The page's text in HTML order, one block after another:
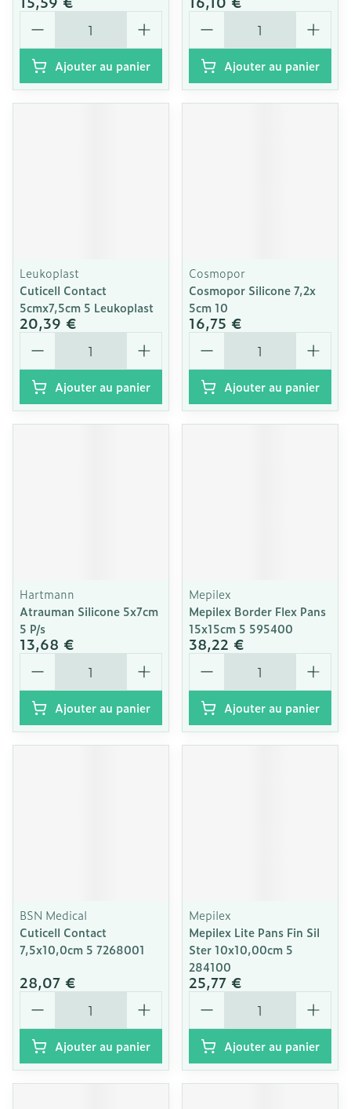
Quantité
Ajouter au panier
Quantité
Ajouter au panier
Leukoplast
Cuticell Contact
5cmx7,5cm 5 Leukoplast
20,39 €
Quantité
Ajouter au panier
Cosmopor
Cosmopor Silicone 7,2x
5cm 10
16,75 €
Quantité
Ajouter au panier
Hartmann
Atrauman Silicone 5x7cm
5 P/s
13,68 €
Quantité
Ajouter au panier
Mepilex
Mepilex Border Flex Pans
15x15cm 5 595400
38,22 €
Quantité
Ajouter au panier
BSN Medical
Cuticell Contact
7,5x10,0cm 5 7268001
28,07 €
Quantité
Ajouter au panier
Mepilex
Mepilex Lite Pans Fin Sil
Ster 10x10,00cm 5
284100
25,77 €
Quantité
Ajouter au panier